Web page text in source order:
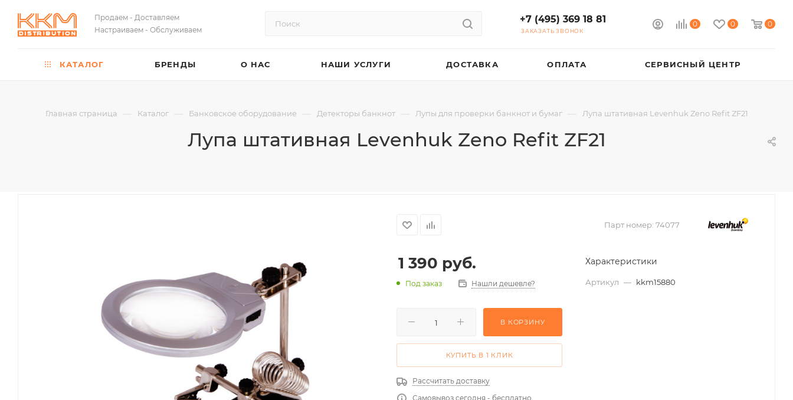
Продаем - Доставляем
Настраиваем - Обслуживаем
0 0 0
+7 (495) 369 18 81
ЗАКАЗАТЬ ЗВОНОК
КАТАЛОГ БРЕНДЫ О НАС НАШИ УСЛУГИ ДОСТАВКА ОПЛАТА СЕРВИСНЫЙ ЦЕНТР
Главная страница — Каталог — Банковское оборудование — Детекторы банкнот — Лупы для проверки банкнот и бумаг — Лупа штативная Levenhuk Zeno Refit ZF21
Лупа штативная Levenhuk Zeno Refit ZF21
Парт номер: 74077
1 390 руб.
Под заказ Нашли дешевле?
В КОРЗИНУ
КУПИТЬ В 1 КЛИК
Рассчитать доставку
Самовывоз сегодня - бесплатно
Характеристики
Артикул — kkm15880